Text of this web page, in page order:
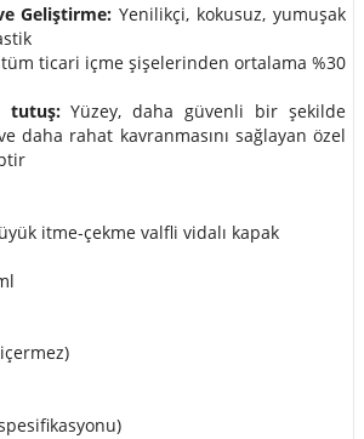
Geliştirme: Yenilikçi, kokusuz, yumuşak
ticari içme şişelerinden ortalama %30
tutuş:Yüzey, daha güvenli bir şekilde
daha rahat kavranmasını sağlayan özel
itme-çekme valfli vidalı kapak